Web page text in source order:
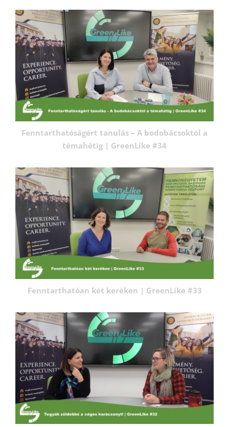
Fenntarthatóságért tanulás – A bodobácsoktól a
témahétig | GreenLike #34
Fenntarthatóan két keréken | GreenLike #33